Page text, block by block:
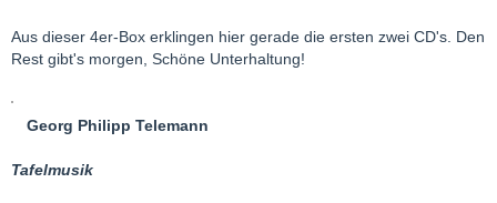
Aus dieser 4er-Box erklingen hier gerade die ersten zwei CD's. Den
Rest gibt's morgen, Schöne Unterhaltung!
Georg Philipp Telemann
Tafelmusik